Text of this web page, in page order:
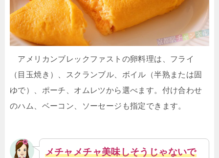
アメリカンブレックファストの卵料理は、フライ
（目玉焼き）、スクランブル、ボイル（半熟または固
ゆで）、ポーチ、オムレツから選べます。付け合わせ
のハム、ベーコン、ソーセージも指定できます。
メチャメチャ美味しそうじゃないで